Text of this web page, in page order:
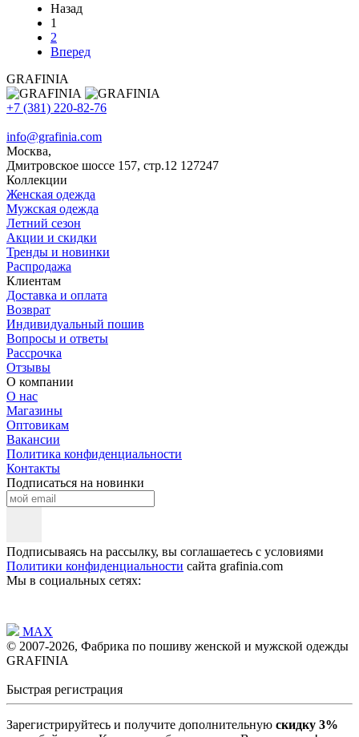
Назад
1
2
Вперед
GRAFINIA
+7 (381) 220-82-76
info@grafinia.com
Москва,
Дмитровское шоссе 157, стр.12 127247
Коллекции
Женская одежда
Мужская одежда
Летний сезон
Акции и скидки
Тренды и новинки
Распродажа
Клиентам
Доставка и оплата
Возврат
Индивидуальный пошив
Вопросы и ответы
Рассрочка
Отзывы
О компании
О нас
Магазины
Оптовикам
Вакансии
Политика конфиденциальности
Контакты
Подписаться на новинки
Подписываясь на рассылку, вы соглашаетесь с условиями
Политики конфиденциальности сайта grafinia.com
Мы в социальных сетях:
MAX
© 2007-2026, Фабрика по пошиву женской и мужской одежды
GRAFINIA
Быстрая регистрация
Зарегистрируйтесь и получите дополнительную скидку 3%